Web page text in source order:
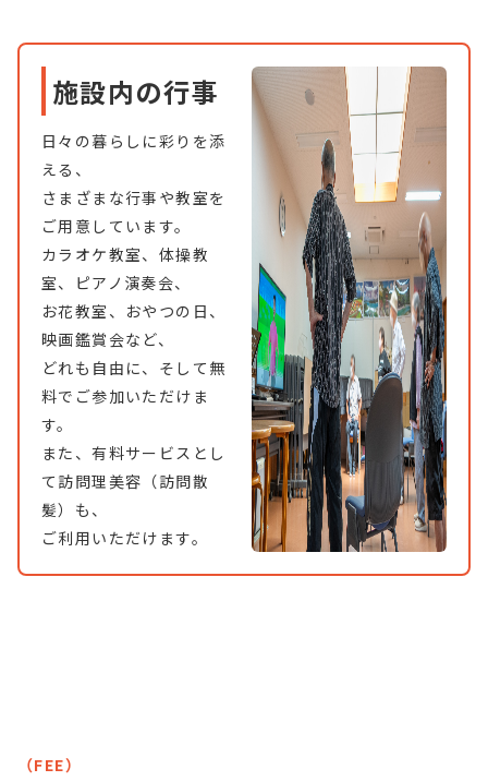
施設内の行事
日々の暮らしに彩りを添
える、
さまざまな行事や教室を
ご用意しています。
カラオケ教室、体操教
室、ピアノ演奏会、
お花教室、おやつの日、
映画鑑賞会など、
どれも自由に、そして無
料でご参加いただけま
す。
また、有料サービスとし
て訪問理美容（訪問散
髪）も、
ご利用いただけます。
（FEE）